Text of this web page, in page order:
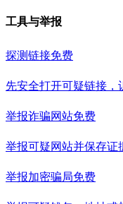
工具与举报
探测链接免费
先安全打开可疑链接，
举报诈骗网站免费
举报可疑网站并保存证
举报加密骗局免费